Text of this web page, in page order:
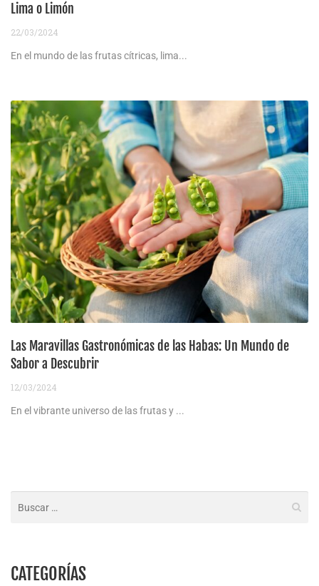
Lima o Limón
22/03/2024
En el mundo de las frutas cítricas, lima...
Las Maravillas Gastronómicas de las Habas: Un Mundo de
Sabor a Descubrir
12/03/2024
En el vibrante universo de las frutas y ...
CATEGORÍAS